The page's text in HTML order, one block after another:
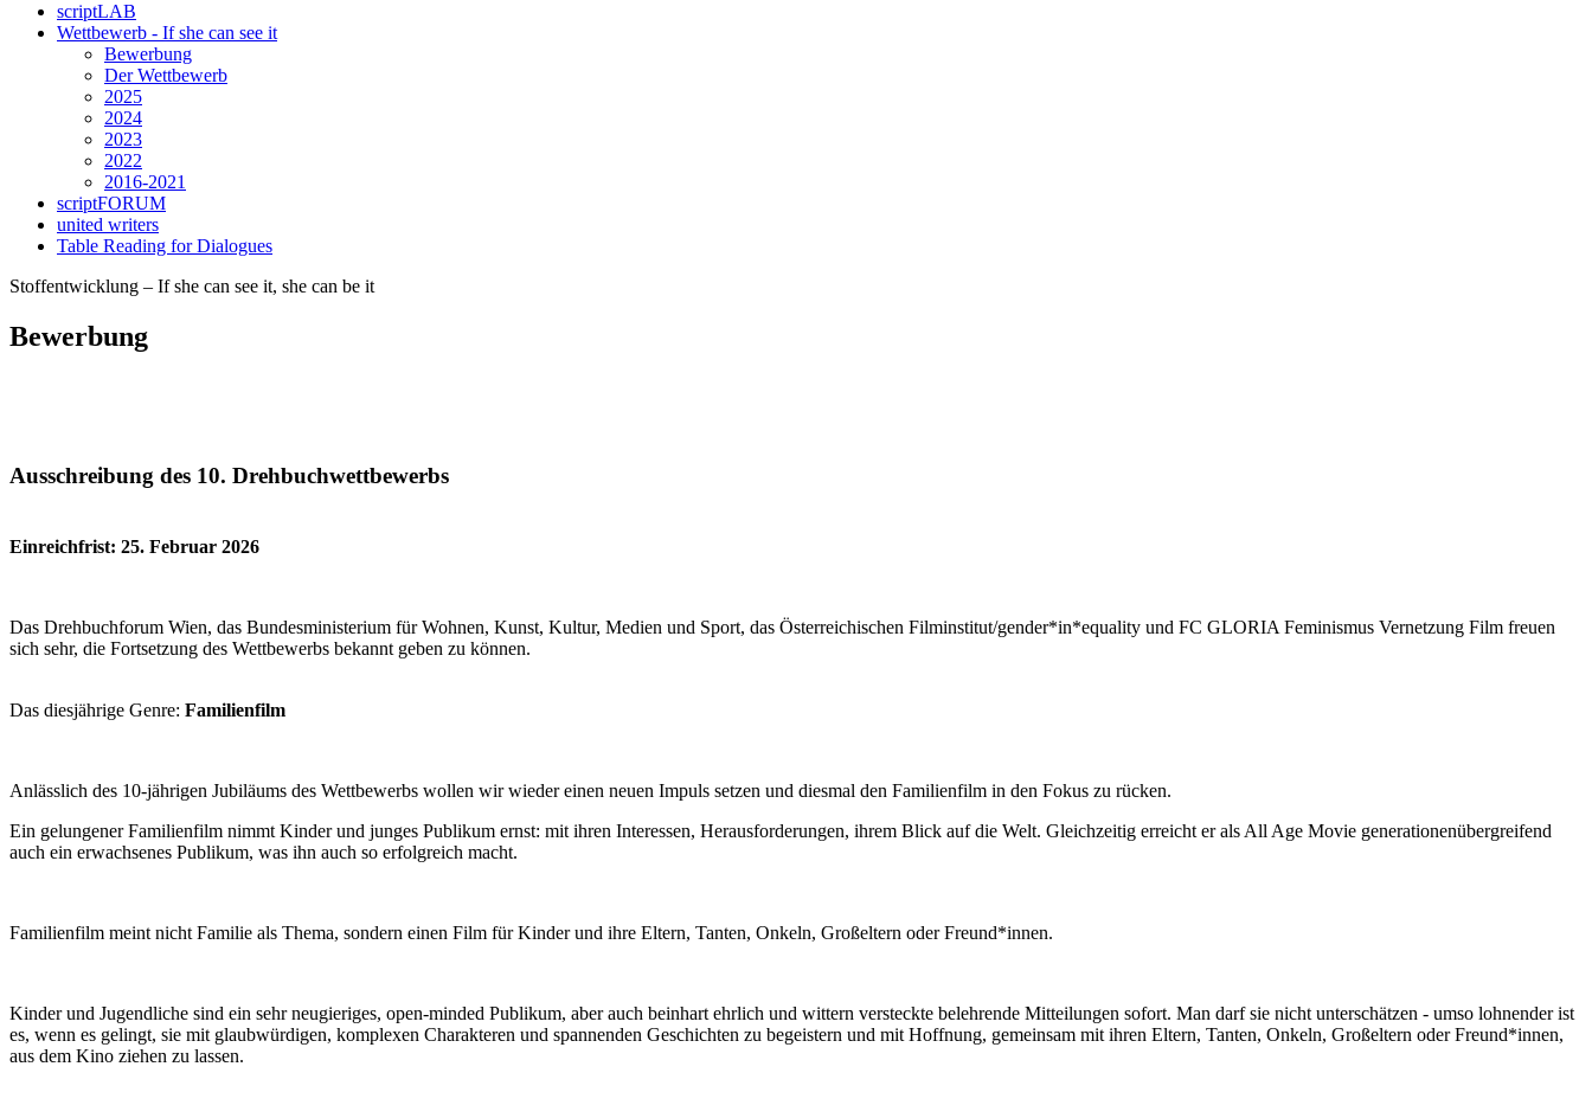
scriptLAB
Wettbewerb - If she can see it
Bewerbung
Der Wettbewerb
2025
2024
2023
2022
2016-2021
scriptFORUM
united writers
Table Reading for Dialogues
Stoffentwicklung – If she can see it, she can be it
Bewerbung
Ausschreibung des 10. Drehbuchwettbewerbs
Einreichfrist: 25. Februar 2026
Das Drehbuchforum Wien, das Bundesministerium für Wohnen, Kunst, Kultur, Medien und Sport, das Österreichischen Filminstitut/gender*in*equality und FC GLORIA Feminismus Vernetzung Film freuen
sich sehr, die Fortsetzung des Wettbewerbs bekannt geben zu können.
Das diesjährige Genre: Familienfilm
Anlässlich des 10-jährigen Jubiläums des Wettbewerbs wollen wir wieder einen neuen Impuls setzen und diesmal den Familienfilm in den Fokus zu rücken.
Ein gelungener Familienfilm nimmt Kinder und junges Publikum ernst: mit ihren Interessen, Herausforderungen, ihrem Blick auf die Welt. Gleichzeitig erreicht er als All Age Movie generationenübergreifend
auch ein erwachsenes Publikum, was ihn auch so erfolgreich macht.
Familienfilm meint nicht Familie als Thema, sondern einen Film für Kinder und ihre Eltern, Tanten, Onkeln, Großeltern oder Freund*innen.
Kinder und Jugendliche sind ein sehr neugieriges, open-minded Publikum, aber auch beinhart ehrlich und wittern versteckte belehrende Mitteilungen sofort. Man darf sie nicht unterschätzen - umso lohnender ist
es, wenn es gelingt, sie mit glaubwürdigen, komplexen Charakteren und spannenden Geschichten zu begeistern und mit Hoffnung, gemeinsam mit ihren Eltern, Tanten, Onkeln, Großeltern oder Freund*innen,
aus dem Kino ziehen zu lassen.